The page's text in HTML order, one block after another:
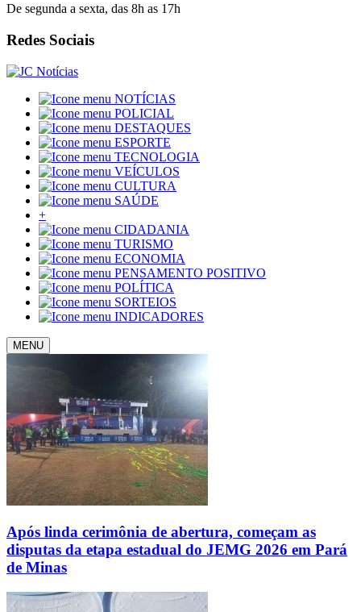
De segunda a sexta, das 8h as 17h
Redes Sociais
NOTÍCIAS
POLICIAL
DESTAQUES
ESPORTE
TECNOLOGIA
VEÍCULOS
CULTURA
SAÚDE
+
CIDADANIA
TURISMO
ECONOMIA
PENSAMENTO POSITIVO
POLÍTICA
SORTEIOS
INDICADORES
MENU
Após linda cerimônia de abertura, começam as
disputas da etapa estadual do JEMG 2026 em Pará
de Minas